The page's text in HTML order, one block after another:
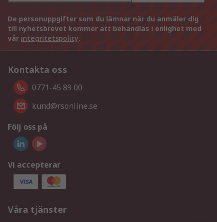
De personuppgifter som du lämnar när du anmäler dig
till nyhetsbrevet kommer att behandlas i enlighet med
vår integritetspolicy.
Kontakta oss
0771-45 89 00
kund@rsonline.se
Följ oss på
Vi accepterar
Våra tjänster